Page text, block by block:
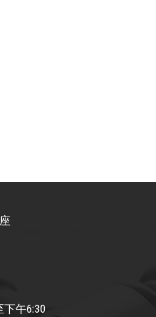
午6:30